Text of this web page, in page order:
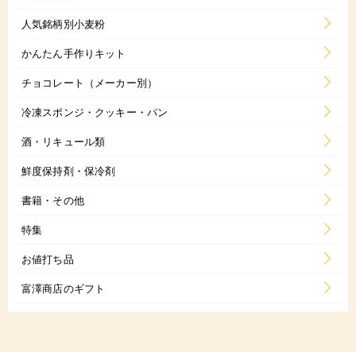
人気銘柄別小麦粉
かんたん手作りキット
チョコレート（メーカー別）
冷凍スポンジ・クッキー・パン
酒・リキュール類
鮮度保持剤・保冷剤
書籍・その他
特集
お値打ち品
富澤商店のギフト